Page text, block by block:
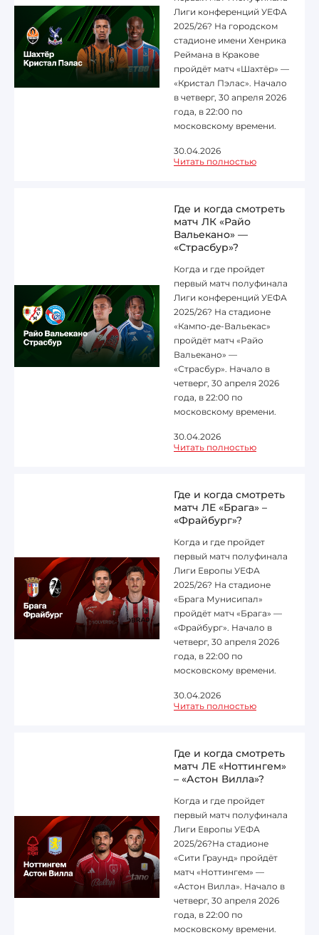
Лиги конференций УЕФА
2025/26? На городском
стадионе имени Хенрика
Реймана в Кракове
пройдёт матч «Шахтёр» —
«Кристал Пэлас». Начало
в четверг, 30 апреля 2026
года, в 22:00 по
московскому времени.
30.04.2026
Читать полностью
Где и когда смотреть
матч ЛК «Райо
Вальекано» —
«Страсбур»?
Когда и где пройдет
первый матч полуфинала
Лиги конференций УЕФА
2025/26? На стадионе
«Кампо-де-Вальекас»
пройдёт матч «Райо
Вальекано» —
«Страсбур». Начало в
четверг, 30 апреля 2026
года, в 22:00 по
московскому времени.
30.04.2026
Читать полностью
Где и когда смотреть
матч ЛЕ «Брага» –
«Фрайбург»?
Когда и где пройдет
первый матч полуфинала
Лиги Европы УЕФА
2025/26? На стадионе
«Брага Мунисипал»
пройдёт матч «Брага» —
«Фрайбург». Начало в
четверг, 30 апреля 2026
года, в 22:00 по
московскому времени.
30.04.2026
Читать полностью
Где и когда смотреть
матч ЛЕ «Ноттингем»
– «Астон Вилла»?
Когда и где пройдет
первый матч полуфинала
Лиги Европы УЕФА
2025/26?На стадионе
«Сити Граунд» пройдёт
матч «Ноттингем» —
«Астон Вилла». Начало в
четверг, 30 апреля 2026
года, в 22:00 по
московскому времени.